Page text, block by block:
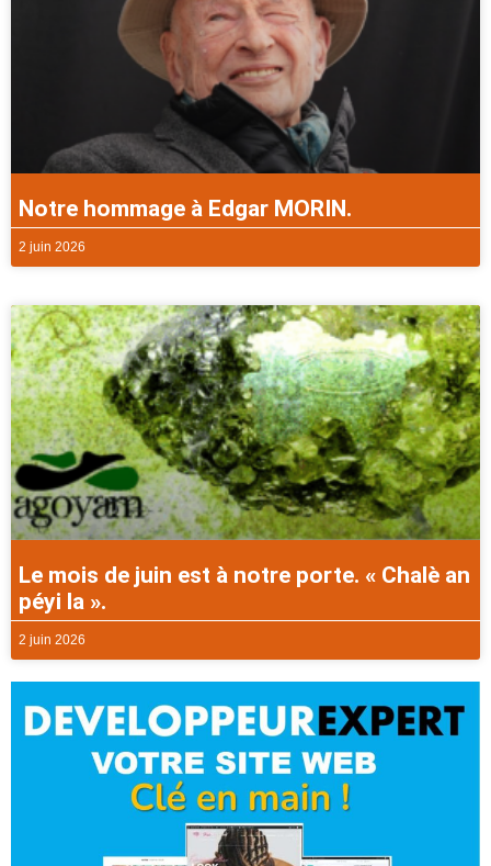
Notre hommage à Edgar MORIN.
2 juin 2026
Le mois de juin est à notre porte. « Chalè an
péyi la ».
2 juin 2026